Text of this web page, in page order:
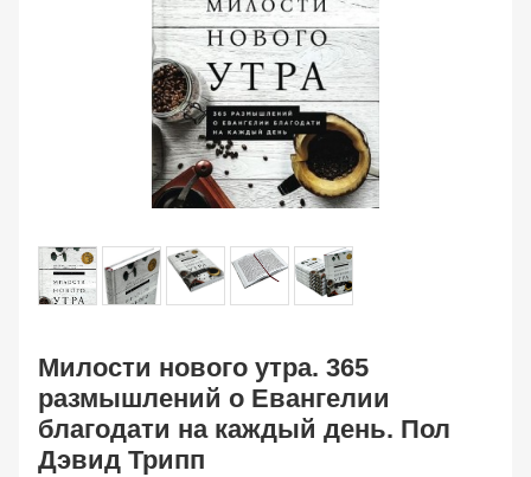
Милости нового утра. 365
размышлений о Евангелии
благодати на каждый день. Пол
Дэвид Трипп